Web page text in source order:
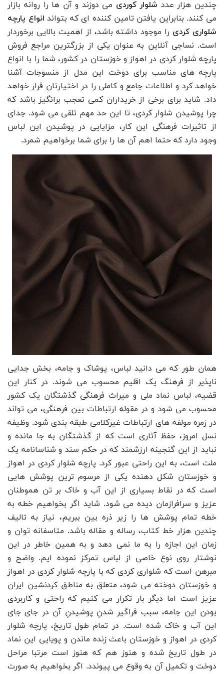
چندین هزار عدد شلوار کوردی می دوزند و آن ها را روانه بازار
می کنند. بنابراین یافتن تامین کننده ای که بتواند انواع پارچه
شلواری کردی را موجود داشته باشد، از اهمیت بالایی برخوردار
است. نساجی آنلاین به عنوان یکی از بزرگترین مراجع فروش
پارچه شلوار کردی در اهواز و خوزستان در کشور، شما را با انواع
پارچه های مناسب برای دوخت این مدل از منسوجات آشنا
خواهد کرد و اطلاعات جامع و کاملی را در اختیارتان قرار خواهد
داد. شاید برای برخی از خریداران کمی تعجب برانگیز باشد که
چرا پوشیدن شلوار کردی، تا این حد مهم تلقی می شود. جدای
از تاثیرات فرهنگی این کار، مزایایی در پوشیدن این لباس
وجود دارد که حتما اهم آن ها را برای شما برخواهیم شمرد.
همان طور که می دانید لباس، پوشاک و جامه، بخش جدایی
ناپذیر از فرهنگ یک اقلیم محسوب می شوند. در کنار این
قضیه، لباس نماد ملی و میراث فرهنگی گذشتگان یک کشور
محسوب می شود و در مقوله ارتباطات بین فرهنگی، می تواند
در زمره مولفه های ارتباطات غیرکلامی طبقه بندی شود. وظیفه
نسل امروز، حفظ آثاری است که از گذشتگان به جا مانده و
نباید از این گنجینه ارزشمند که در حکم سند و شناسانامه یک
ملت است، به این راحتی عبور کرد. پارچه شلوار کردی در اهواز
و خوزستان شکل دهنده یکی از مرسوم ترین پوشش هایی
است که در نقاط بسیاری از این آب و خاک بر تن هموطنان
عزیز و سرافرازمان دیده می شود. شاید اگر بخواهیم خطه به
خطه تمام پوشش ها را زیر ذره بین ببریم، نیاز به تالیف
چندین هزار خط کتاب، رساله و مقاله باشد. متاسفانه توان و
زمان این اجازه را به ما نمی دهد و به همین خاطر در این
نوشتار روی نوع خاصی از لباس تمرکز نموده ایم. واضح و
مبرهن است که شلواری کردی که با پارچه شلوار کردی در اهواز
و خوزستان دوخته می شود، متعلق به مناطق کردنشین ایران
عزیز است اما دیگر بار تکرار می کنیم که راحتی و کاربردی
بودن این جامه، سبب فراگیر شدنِ پوشیدنِ آن در جای جای
این آب و خاک شده است. در تمام طول تاریخ، پارچه شلوار
کردی در اهواز و خوزستان باعث زنده ماندن و پویایی این نماد
در طول تاریخ شده و هنوز هم که هنوز است مرتبا مراحل
دوخت و تکمیل آن به وقوع می پیوندد. اگر بخواهیم به صورت